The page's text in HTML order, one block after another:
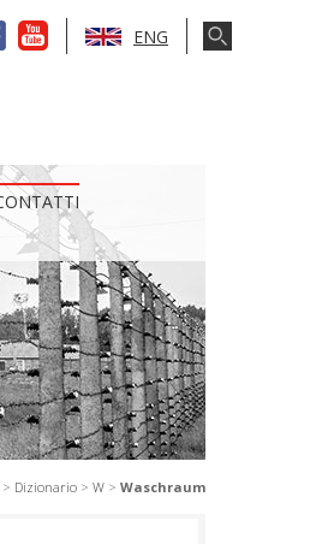
ENG
> Dizionario > W > Waschraum